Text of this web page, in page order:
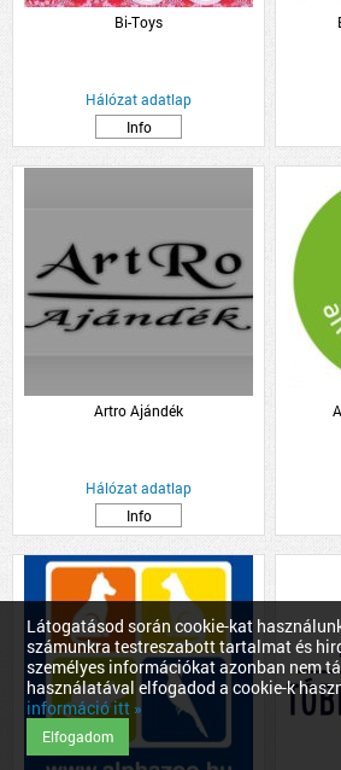
Látogatásod során cookie-kat
számunkra testreszabott tartalmat és
személyes információkat azonban nem
használatával elfogadod a cookie-k
információ itt »
Elfogadom
Bi-Toys
Hálózat adatlap
Info
Artro Ajándék
Hálózat adatlap
Info